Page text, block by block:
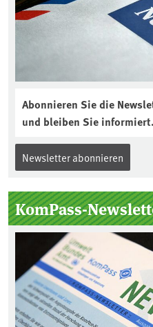
Abonnieren Sie die
und bleiben Sie informiert.
Newsletter abonnieren
KomPass-